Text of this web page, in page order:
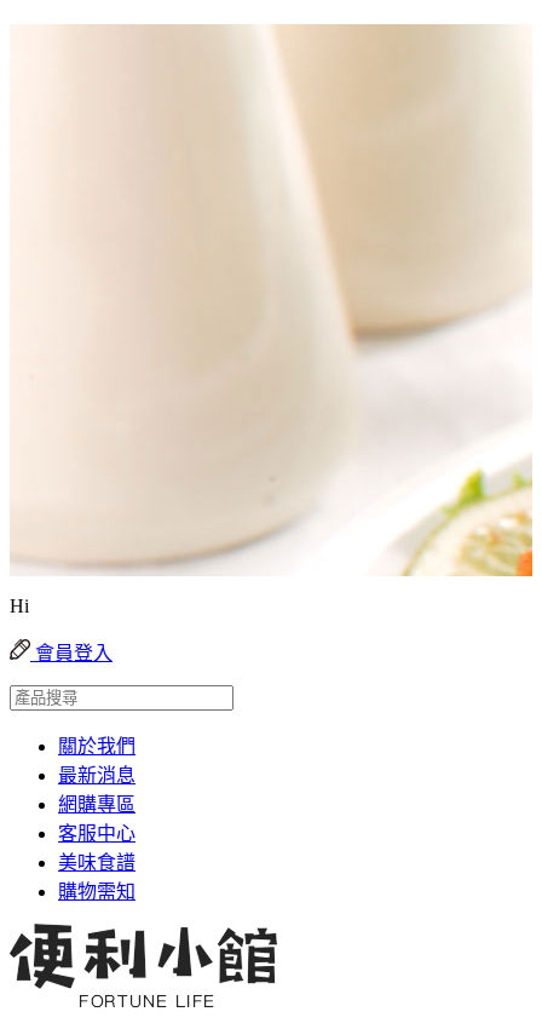
Hi
會員登入
關於我們
最新消息
網購專區
客服中心
美味食譜
購物需知